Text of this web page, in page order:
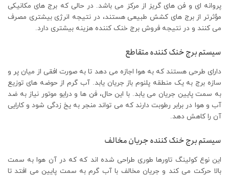
پروانه ای و فن های گریز از مرکز می باشد. در حالی که برج‌ های مکانیکی
مؤثرتر از برج‌ های کشش طبیعی هستند، در نتیجه انرژی بیشتری مصرف
می ‌کنند و در نتیجه فروش برج خنک کننده هزینه بیشتری دارد.
سیستم برج خنک کننده متقاطع
دارای طرحی هستند که به هوا اجازه می دهد تا به صورت افقی از میان پر و
سازه برج به یک منطقه پلنوم باز جریان یابد. آب گرم از حوضه های توزیع
به سمت پایین جریان می یابد. با این حال، فن ها و درایو موتور نیاز به ضد
آب و هوا در برابر رطوبت دارند که می تواند منجر به یخ زدگی شود و کارایی
آن را کاهش دهد.
سیستم برج خنک کننده جریان مخالف
این نوع کولینگ تاورها طوری طراحی شده اند که که در آن هوا به سمت
بالا حرکت می کند و جریان مخالف با آب گرم به سمت پایین می افتد تا